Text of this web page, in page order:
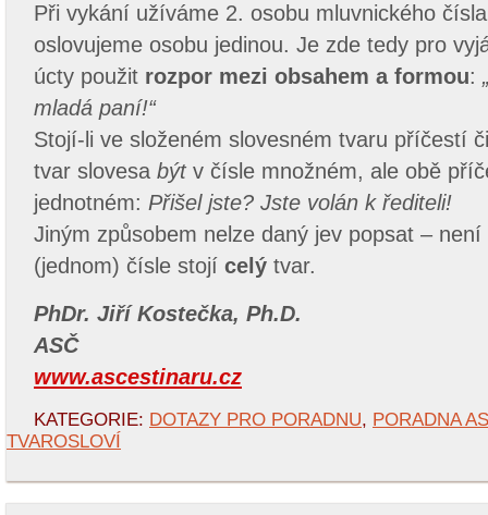
Při vykání užíváme 2. osobu mluvnického
oslovujeme osobu jedinou. Je zde tedy pro
úcty použit rozpor mezi obsahem a formou:
mladá paní!“
Stojí-li ve složeném slovesném tvaru příčestí
tvar slovesa býtv čísle množném, ale obě
jednotném: Přišel jste? Jste volán k řediteli!
Jiným způsobem nelze daný jev popsat –
(jednom) čísle stojí celý tvar.
PhDr. Jiří Kostečka, Ph.D.
ASČ
www.ascestinaru.cz
KATEGORIE: DOTAZY PRO PORADNU, PORADNA
TVAROSLOVÍ